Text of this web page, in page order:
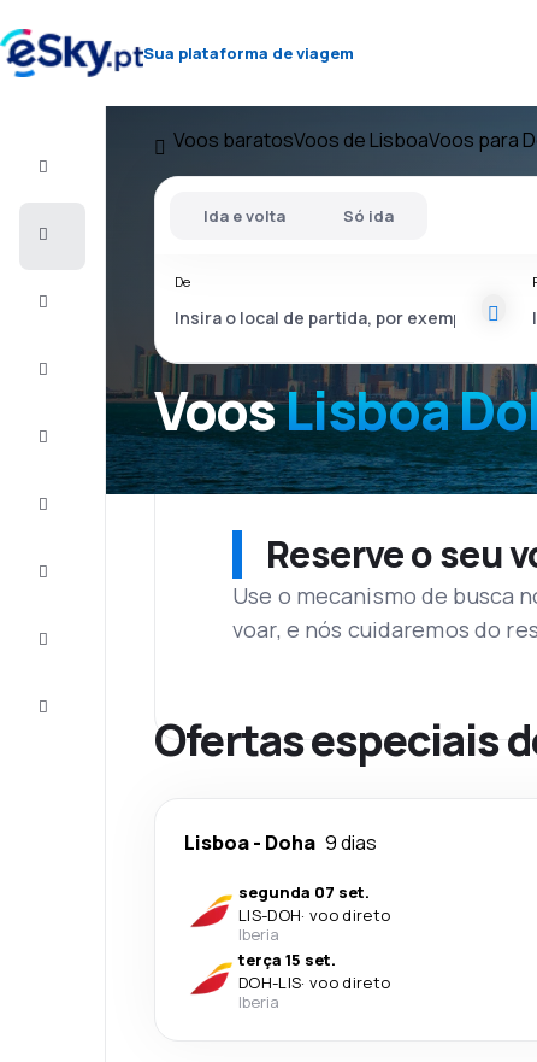
Sua plataforma de viagem
Alojamentos
Voos baratosVoos de LisboaVoos para
VoosLisboa
Ida e volta Só ida
De
Reserve o seu
Use o mecanismo de busca
voar, e nós cuidaremos do
Ofertas especiais
Lisboa- Doha 9 dias
segunda 07 set.
LIS-DOH· voo direto
Iberia
terça 15 set.
DOH-LIS· voo direto
Iberia